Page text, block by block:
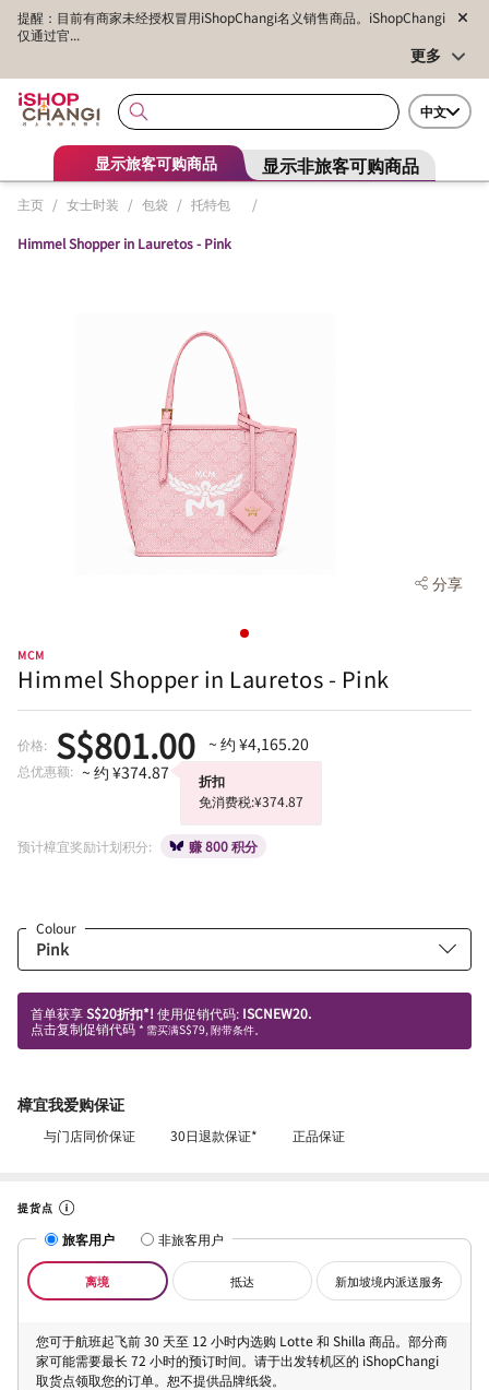
提醒：目前有商家未经授权冒用iShopChangi名义销售商品。iShopChangi
仅通过官...
更多
中文
显示旅客可购商品 显示非旅客可购商品
主页 / 女士时装 / 包袋 / 托特包 /
Himmel Shopper in Lauretos - Pink
分享
MCM
Himmel Shopper in Lauretos - Pink
价格: S$801.00 ~ 约 ¥4,165.20
总优惠额: ~ 约 ¥374.87
折扣
免消费税:¥374.87
预计樟宜奖励计划积分: 赚 800 积分
Colour
首单获享S$20折扣*! 使用促销代码: ISCNEW20.
点击复制促销代码 * 需买满S$79, 附带条件。
樟宜我爱购保证
与门店同价保证 30日退款保证* 正品保证
提货点
旅客用户 非旅客用户
离境 抵达 新加坡境内派送服务
您可于航班起飞前 30 天至 12 小时内选购 Lotte 和 Shilla 商品。部分商
家可能需要最长 72 小时的预订时间。请于出发转机区的 iShopChangi
取货点领取您的订单。恕不提供品牌纸袋。